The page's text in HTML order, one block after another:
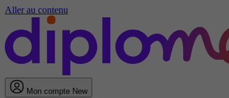
Aller au contenu
Mon compte New